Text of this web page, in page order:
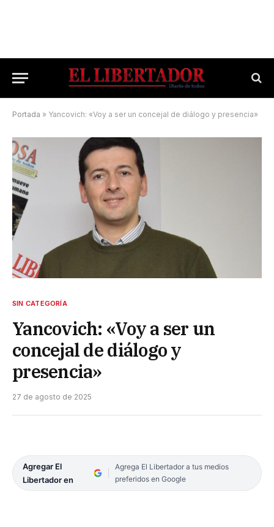
Portada » Yancovich: «Voy a ser un concejal de diálogo y presencia»
SIN CATEGORÍA
Yancovich: «Voy a ser un
concejal de diálogo y
presencia»
27 de agosto de 2025
Agregar El
Libertador en
Agrega El Libertador a tus medios
preferidos en Google